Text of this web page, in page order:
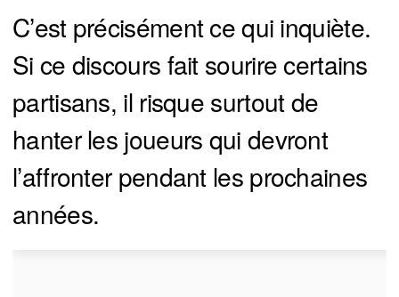
C’est précisément ce qui inquiète.
Si ce discours fait sourire certains
partisans, il risque surtout de
hanter les joueurs qui devront
l’affronter pendant les prochaines
années.